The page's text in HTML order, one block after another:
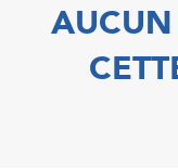
AUCUN